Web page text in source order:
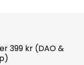
399 kr (DAO &